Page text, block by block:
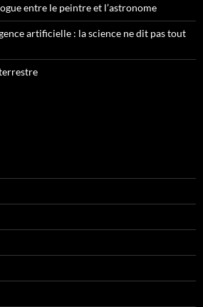
entre le peintre et l’astronome
artificielle : la science ne dit pas tout